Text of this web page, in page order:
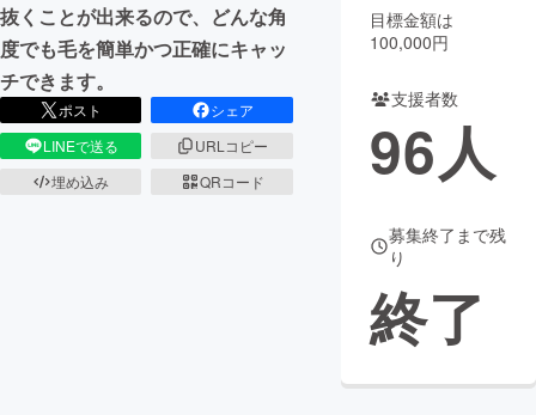
CAMPFIRE for Social Good
CAMPFIRE Creation
CAMPFIREふるさと納税machi-ya コミュニティ
抜くことが出来るので、どんな角
度でも毛を簡単かつ正確にキャッ
チできます。
ポスト
シェア
LINEで送る
URLコピー
埋め込み
QRコード
目標金額は
100,000円
支援者数
96人
募集終了まで残
り
終了